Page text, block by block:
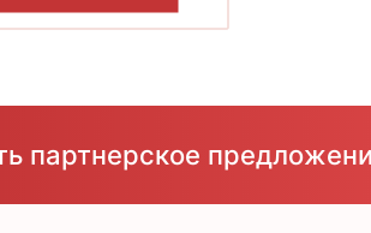
партнерское